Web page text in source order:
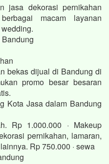
jasa dekorasi pernikahan
macam layanan
bekas dijual di Bandung di
promo besar besaran
Kota Jasa dalam Bandung
Rp 1.000.000 · Makeup
pernikahan, lamaran,
Rp 750.000 · sewa